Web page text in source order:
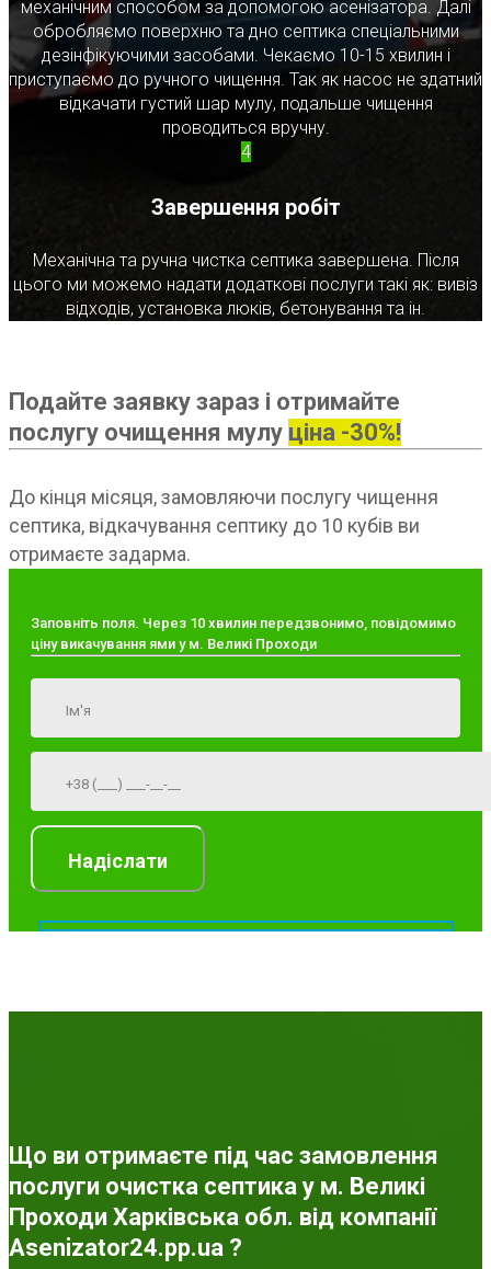
механічним способом за допомогою асенізатора. Далі
обробляємо поверхню та дно септика спеціальними
дезінфікуючими засобами. Чекаємо 10-15 хвилин і
приступаємо до ручного чищення. Так як насос не здатний
відкачати густий шар мулу, подальше чищення
проводиться вручну.
4
Завершення робіт
Механічна та ручна чистка септика завершена. Після
цього ми можемо надати додаткові послуги такі як: вивіз
відходів, установка люків, бетонування та ін.
Подайте заявку зараз і отримайте
послугу очищення мулу ціна -30%!
До кінця місяця, замовляючи послугу чищення
септика, відкачування септику до 10 кубів ви
отримаєте задарма.
Заповніть поля. Через 10 хвилин передзвонимо, повідомимо
ціну викачування ями у м. Великі Проходи
Що ви отримаєте під час замовлення
послуги очистка септика у м. Великі
Проходи Харківська обл. від компанії
Asenizator24.pp.ua ?